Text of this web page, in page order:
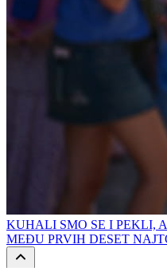
KUHALI SMO SE I PEKLI,
MEĐU PRVIH DESET